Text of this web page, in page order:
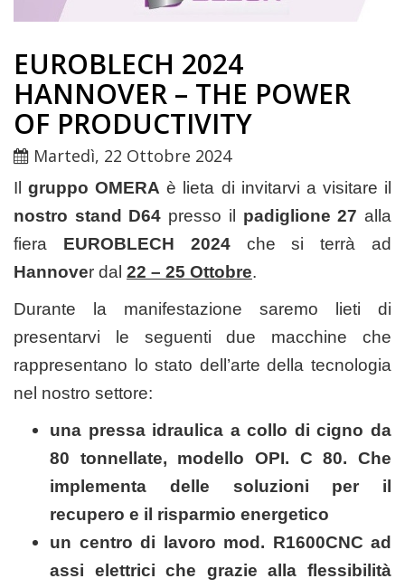
EUROBLECH 2024
HANNOVER – THE POWER
OF PRODUCTIVITY
Martedì, 22 Ottobre 2024
Ilgruppo OMERA è lieta di invitarvi a visitare il
nostro stand D64 presso il padiglione 27 alla
fiera EUROBLECH 2024che si terrà ad
Hannover dal 22 – 25 Ottobre.
Durante la manifestazione saremo lieti di
presentarvi le seguenti due macchine che
rappresentano lo stato dell’arte della tecnologia
nel nostro settore:
una pressa idraulica a collo di cigno da
80 tonnellate, modello OPI. C 80. Che
implementa delle soluzioni per il
recupero e il risparmio energetico
un centro di lavoro mod. R1600CNC ad
assi elettrici che grazie alla flessibilità